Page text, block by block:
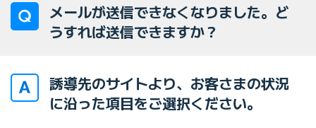
メールが送信できなくなりました。ど
うすれば送信できますか？
誘導先のサイトより、お客さまの状況
に沿った項目をご選択ください。